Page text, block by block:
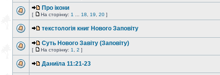
Про ікони
[ На сторінку: 1 18 19 20 ]
текстологія книг Нового Заповіту
Суть Нового Завіту (Заповіту)
[ На сторінку: 1 2 ]
Даниїла 11:21-23